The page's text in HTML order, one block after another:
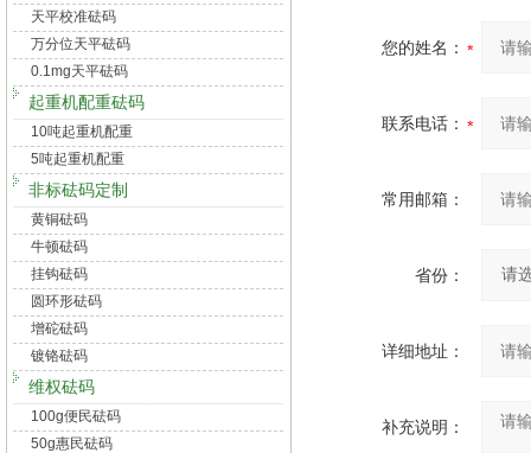
天平校准砝码
万分位天平砝码
0.1mg天平砝码
起重机配重砝码
10吨起重机配重
5吨起重机配重
非标砝码定制
黄铜砝码
牛顿砝码
挂钩砝码
圆环形砝码
增砣砝码
镀铬砝码
维权砝码
100g便民砝码
50g惠民砝码
您的姓名：
联系电话：
常用邮箱：
省份：
详细地址：
补充说明：